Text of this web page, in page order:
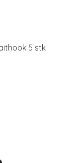
5 stk